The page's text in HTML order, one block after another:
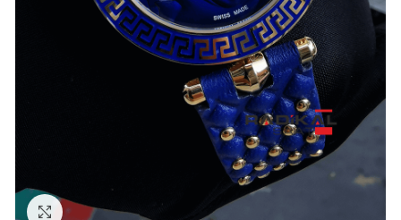
Görseli Büyütün